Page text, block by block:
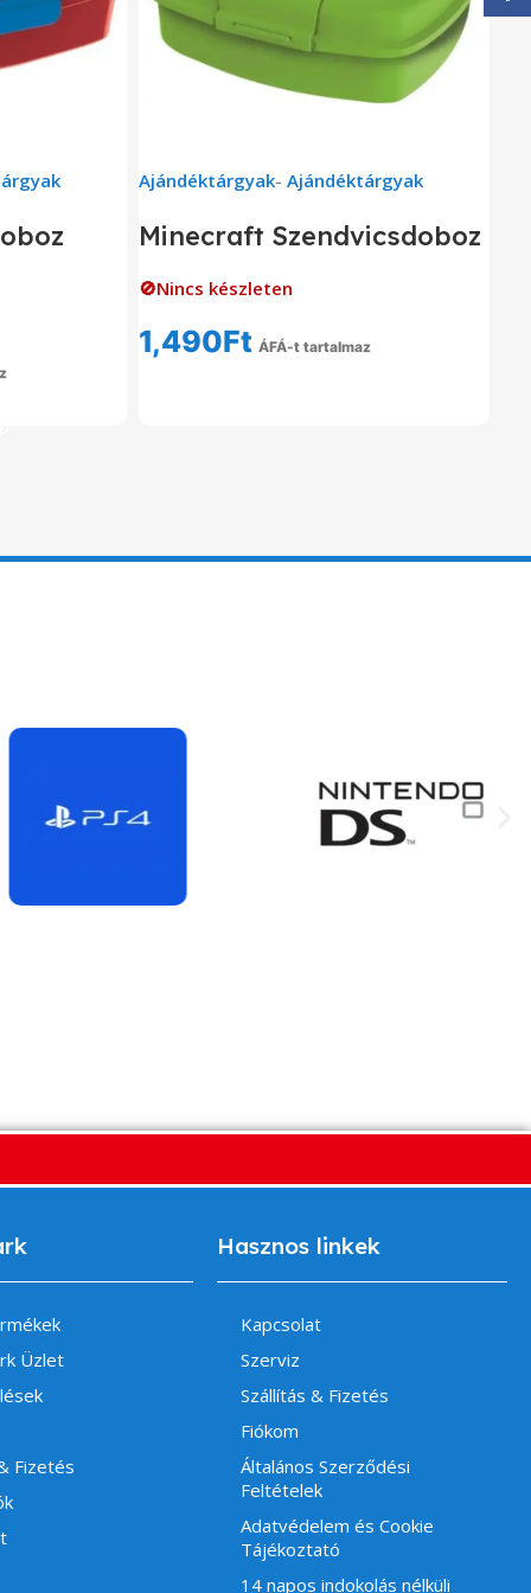
Ajándéktárgyak- Ajándéktárgyak
Minecraft Szendvicsdoboz
🚫Nincs készleten
1,490Ft ÁFÁ-t tartalmaz
Üzlet
Fizetés
Hasznos linkek
Kapcsolat
Szerviz
Szállítás & Fizetés
Fiókom
Általános Szerződési
Feltételek
Adatvédelem és Cookie
Tájékoztató
14 napos indokolás nélküli